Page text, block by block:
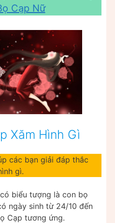
Cạp Nữ
Xăm Hình Gì
các bạn giải đáp thắc
gì.
biểu tượng là con bọ
ngày sinh từ 24/10 đến
Cạp tương ứng.